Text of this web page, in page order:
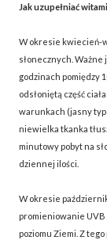
Jak uzupełniać
W okresie kwiecień-
słonecznych. Ważne
godzinach pomiędzy
odsłoniętą część
warunkach (jasny typ
niewielka tkanka
minutowy pobyt na
dziennej ilości.
W okresie
promieniowanie
poziomu Ziemi. Z